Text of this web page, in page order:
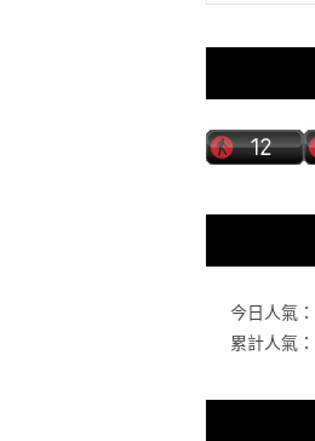
今日人氣：
累計人氣：